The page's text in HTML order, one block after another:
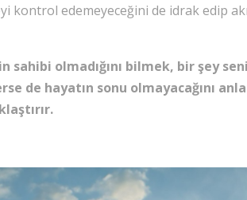
kontrol edemeyeceğini de idrak edip
sahibi olmadığını bilmek, bir şey
de hayatın sonu olmayacağını